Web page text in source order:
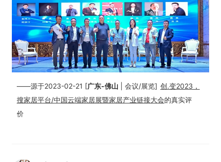
——源于2023-02-21 [广东-佛山 | 会议/展览] 创.变2023，
搜家居平台/中国云端家居展暨家居产业链接大会的真实评
价